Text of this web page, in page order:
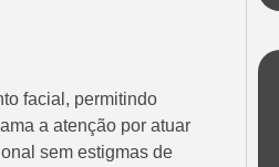
facial, permitindo
a atenção por atuar
sem estigmas de